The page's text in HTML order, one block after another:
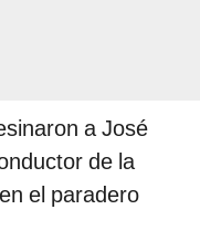
a José
de la
el paradero